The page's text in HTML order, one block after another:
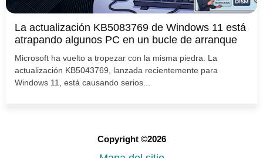
La actualización KB5083769 de Windows 11 está
atrapando algunos PC en un bucle de arranque
Microsoft ha vuelto a tropezar con la misma piedra. La
actualización KB5043769, lanzada recientemente para
Windows 11, está causando serios...
Copyright ©2026